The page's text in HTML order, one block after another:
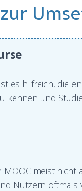
es hilfreich, die
kennen und
MOOC meist
Nutzern oftmals